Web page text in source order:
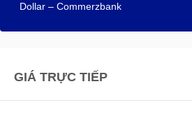
Dollar – Commerzbank
GIÁ TRỰC TIẾP